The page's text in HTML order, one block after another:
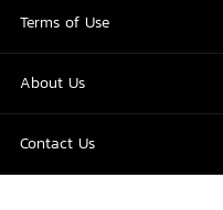
Terms of Use
About Us
Contact Us